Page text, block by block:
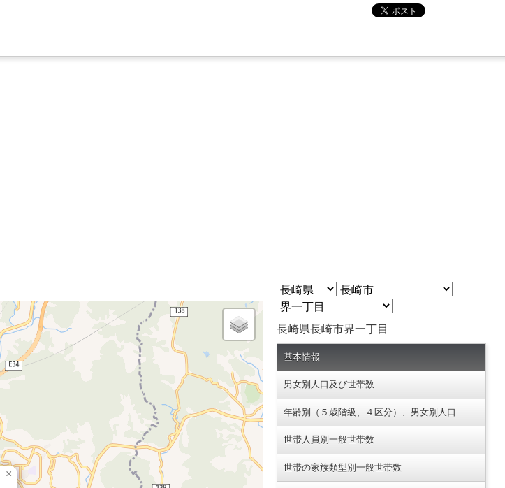
×
長崎県長崎市界一丁目
基本情報
男女別人口及び世帯数
年齢別（５歳階級、４区分）、男女別人口
世帯人員別一般世帯数
世帯の家族類型別一般世帯数